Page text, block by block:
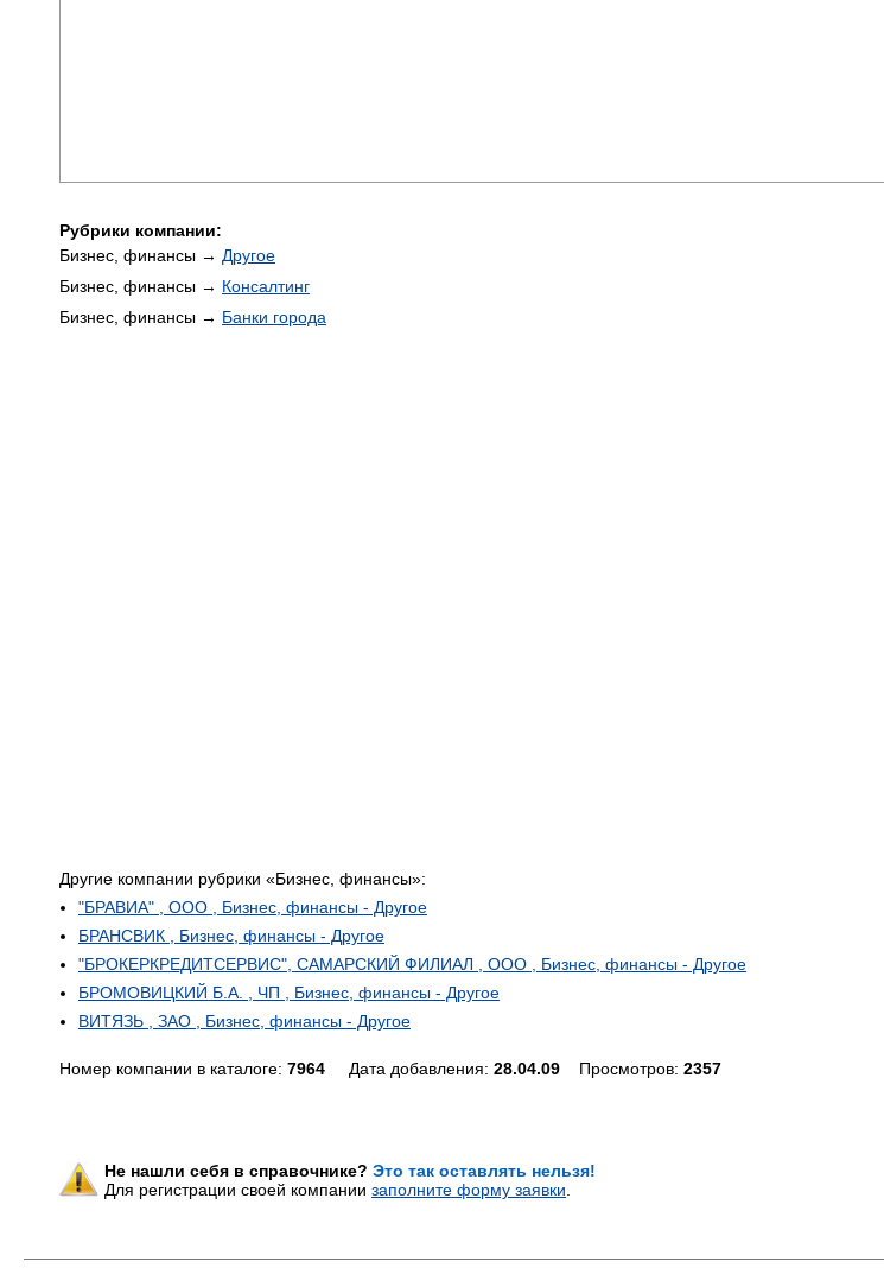
Рубрики компании:
Бизнес, финансы → Другое
Бизнес, финансы → Консалтинг
Бизнес, финансы → Банки города
Другие компании рубрики «Бизнес, финансы»:
"БРАВИА" , ООО , Бизнес, финансы - Другое
БРАНСВИК , Бизнес, финансы - Другое
"БРОКЕРКРЕДИТСЕРВИС", САМАРСКИЙ ФИЛИАЛ , ООО , Бизнес, финансы - Другое
БРОМОВИЦКИЙ Б.А. , ЧП , Бизнес, финансы - Другое
ВИТЯЗЬ , ЗАО , Бизнес, финансы - Другое
Номер компании в каталоге: 7964 Дата добавления: 28.04.09 Просмотров: 2357
Не нашли себя в справочнике? Это так оставлять нельзя!
Для регистрации своей компании заполните форму заявки